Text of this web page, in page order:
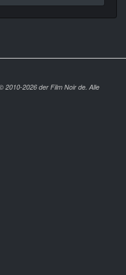
2010-2026 der Film Noir de. Alle